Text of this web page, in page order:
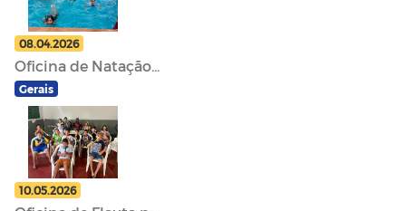
08.04.2026
Oficina de Natação...
Gerais
10.05.2026